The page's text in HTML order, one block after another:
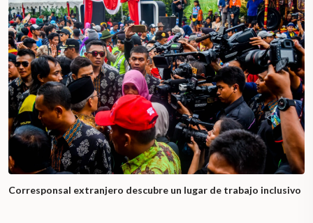
Corresponsal extranjero descubre un lugar de trabajo inclusivo